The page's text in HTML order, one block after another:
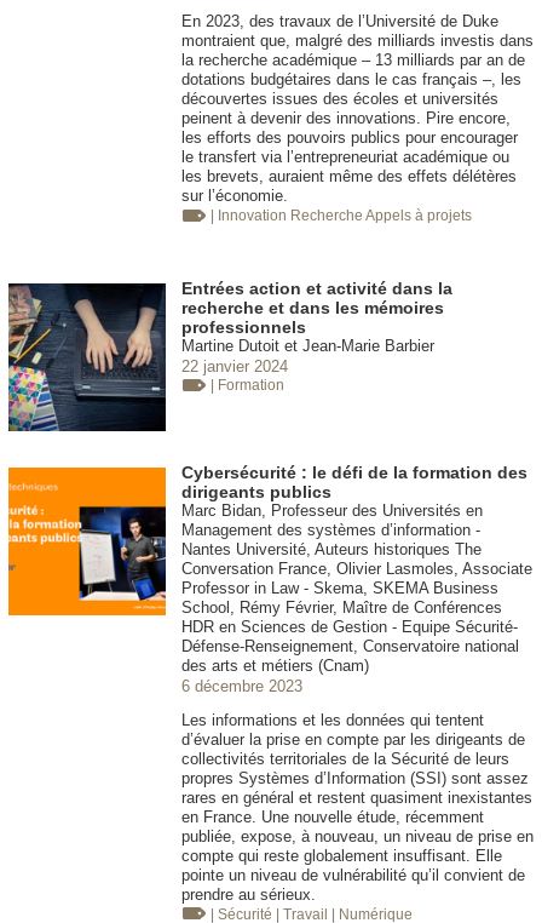
En 2023, des travaux de l’Université de Duke
montraient que, malgré des milliards investis dans
la recherche académique – 13 milliards par an de
dotations budgétaires dans le cas français –, les
découvertes issues des écoles et universités
peinent à devenir des innovations. Pire encore,
les efforts des pouvoirs publics pour encourager
le transfert via l’entrepreneuriat académique ou
les brevets, auraient même des effets délétères
sur l’économie.
| Innovation Recherche Appels à projets
Entrées action et activité dans la
recherche et dans les mémoires
professionnels
Martine Dutoit et Jean-Marie Barbier
22 janvier 2024
| Formation
Cybersécurité : le défi de la formation des
dirigeants publics
Marc Bidan, Professeur des Universités en
Management des systèmes d’information -
Nantes Université, Auteurs historiques The
Conversation France, Olivier Lasmoles, Associate
Professor in Law - Skema, SKEMA Business
School, Rémy Février, Maître de Conférences
HDR en Sciences de Gestion - Equipe Sécurité-
Défense-Renseignement, Conservatoire national
des arts et métiers (Cnam)
6 décembre 2023
Les informations et les données qui tentent
d’évaluer la prise en compte par les dirigeants de
collectivités territoriales de la Sécurité de leurs
propres Systèmes d’Information (SSI) sont assez
rares en général et restent quasiment inexistantes
en France. Une nouvelle étude, récemment
publiée, expose, à nouveau, un niveau de prise en
compte qui reste globalement insuffisant. Elle
pointe un niveau de vulnérabilité qu’il convient de
prendre au sérieux.
| Sécurité | Travail | Numérique